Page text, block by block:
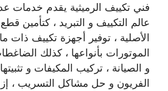
فني تكييف الرميثية يقدم خدمات
عالم التكييف و التبريد ، كتأمين
الأصلية ، توفير أجهزة تكييف ذات
الموتورات بأنواعها ، كذلك
و الصيانة ، تركيب المكيفات و
الفريون و حل مشاكل التسريب ،